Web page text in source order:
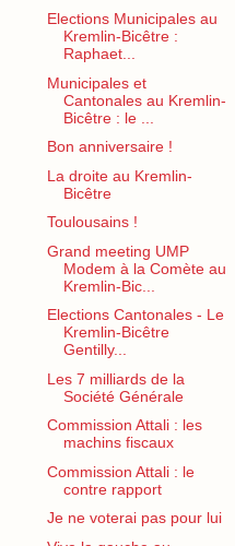
Elections Municipales au
Kremlin-Bicêtre :
Raphaet...
Municipales et
Cantonales au Kremlin-
Bicêtre : le ...
Bon anniversaire !
La droite au Kremlin-
Bicêtre
Toulousains !
Grand meeting UMP
Modem à la Comète au
Kremlin-Bic...
Elections Cantonales - Le
Kremlin-Bicêtre
Gentilly...
Les 7 milliards de la
Société Générale
Commission Attali : les
machins fiscaux
Commission Attali : le
contre rapport
Je ne voterai pas pour lui